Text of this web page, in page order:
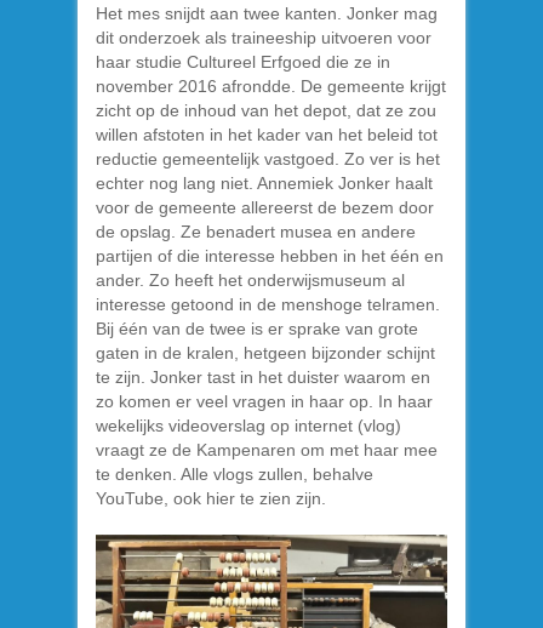
Het mes snijdt aan twee kanten. Jonker mag
dit onderzoek als traineeship uitvoeren voor
haar studie Cultureel Erfgoed die ze in
november 2016 afrondde. De gemeente krijgt
zicht op de inhoud van het depot, dat ze zou
willen afstoten in het kader van het beleid tot
reductie gemeentelijk vastgoed. Zo ver is het
echter nog lang niet. Annemiek Jonker haalt
voor de gemeente allereerst de bezem door
de opslag. Ze benadert musea en andere
partijen of die interesse hebben in het één en
ander. Zo heeft het onderwijsmuseum al
interesse getoond in de menshoge telramen.
Bij één van de twee is er sprake van grote
gaten in de kralen, hetgeen bijzonder schijnt
te zijn. Jonker tast in het duister waarom en
zo komen er veel vragen in haar op. In haar
wekelijks videoverslag op internet (vlog)
vraagt ze de Kampenaren om met haar mee
te denken. Alle vlogs zullen, behalve
YouTube, ook hier te zien zijn.